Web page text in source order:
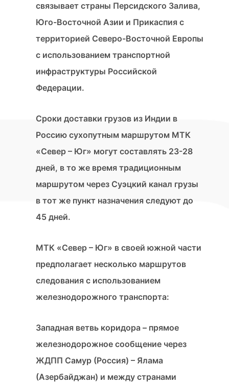
связывает страны Персидского Залива,
Юго-Восточной Азии и Прикаспия с
территорией Северо-Восточной Европы
с использованием транспортной
инфраструктуры Российской
Федерации.
Сроки доставки грузов из Индии в
Россию сухопутным маршрутом МТК
«Север – Юг» могут составлять 23-28
дней, в то же время традиционным
маршрутом через Суэцкий канал грузы
в тот же пункт назначения следуют до
45 дней.
МТК «Север – Юг» в своей южной части
предполагает несколько маршрутов
следования с использованием
железнодорожного транспорта:
Западная ветвь коридора – прямое
железнодорожное сообщение через
ЖДПП Самур (Россия) – Ялама
(Азербайджан) и между странами